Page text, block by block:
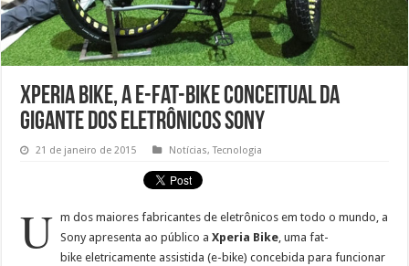
Xperia Bike, a e-fat-bike conceitual da
gigante dos eletrônicos Sony
21 de janeiro de 2015 Notícias,Tecnologia
U m dos maiores fabricantes de eletrônicos em todo o mundo, a
Sony apresenta ao público aXperia Bike, uma fat-
bike eletricamente assistida (e-bike) concebida para funcionar